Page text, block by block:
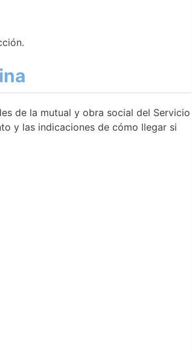
de la mutual y obra social del Servicio
y las indicaciones de cómo llegar si